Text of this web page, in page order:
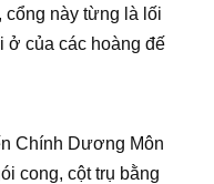
cổng này từng là lối
ở của các hoàng đế
Chính Dương Môn
cong, cột trụ bằng